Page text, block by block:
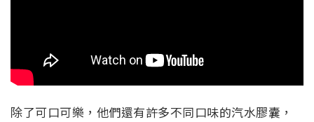
除了可口可樂，他們還有許多不同口味的汽水膠囊，